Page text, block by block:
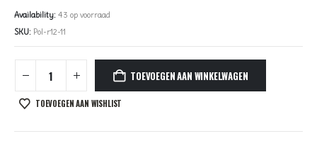
Availability: 43 op voorraad
SKU: Pol-r12-11
TOEVOEGEN AAN WINKELWAGEN
TOEVOEGEN AAN WISHLIST